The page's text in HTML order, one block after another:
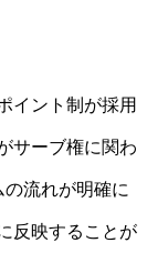
イント制が採用
サーブ権に関わ
流れが明確に
反映することが